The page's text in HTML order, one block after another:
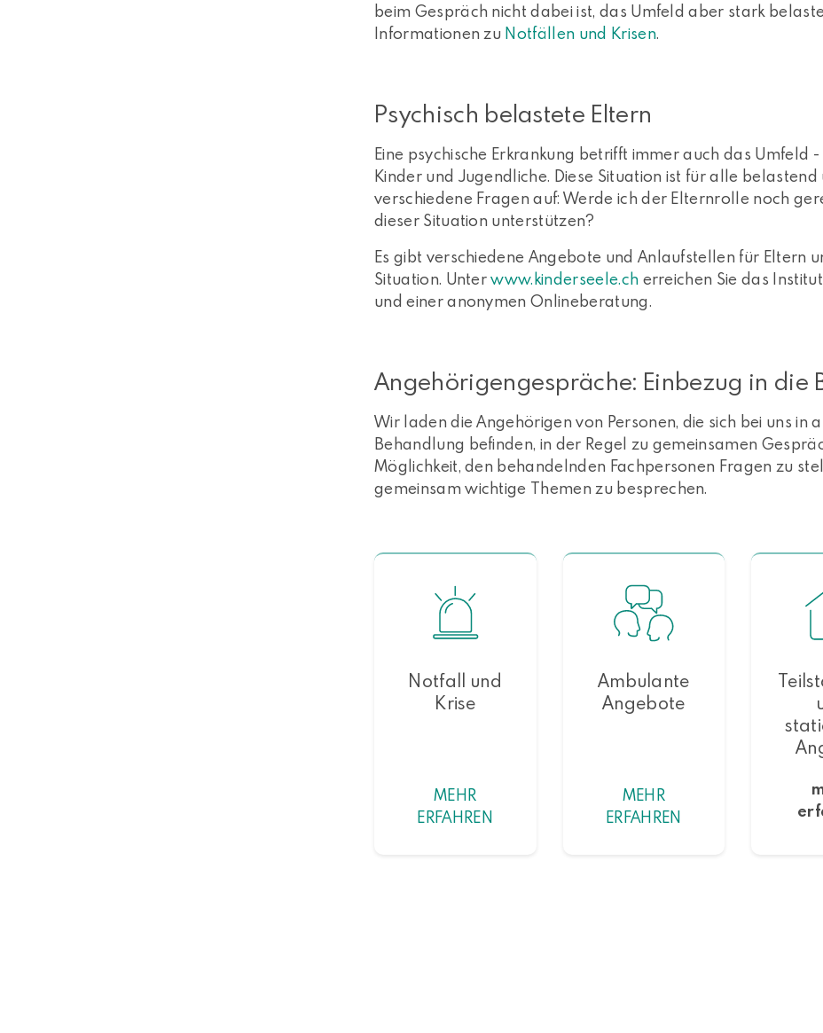
beim Gespräch nicht dabei ist, das Umfeld aber stark
Informationen zu Notfällen und Krisen.
Psychisch belastete Eltern
Eine psychische Erkrankung betrifft immer auch das Umfeld
Kinder und Jugendliche. Diese Situation ist für alle
verschiedene Fragen auf: Werde ich der Elternrolle noch
dieser Situation unterstützen?
Es gibt verschiedene Angebote und Anlaufstellen für Eltern
Situation. Unterwww.kinderseele.ch erreichen Sie das
und einer anonymen Onlineberatung.
Angehörigengespräche: Einbezug in die
Wir laden die Angehörigen von Personen, die sich bei uns
Behandlung befinden, in der Regel zu gemeinsamen
Möglichkeit, den behandelnden Fachpersonen Fragen zu
gemeinsam wichtige Themen zu besprechen.
Notfall und
Krise
MEHR
ERFAHREN
Ambulante
Angebote
MEHR
ERFAHREN